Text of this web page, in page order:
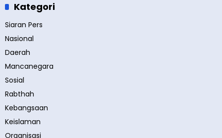
Kategori
Siaran Pers
Nasional
Daerah
Mancanegara
Sosial
Rabthah
Kebangsaan
Keislaman
Organisasi